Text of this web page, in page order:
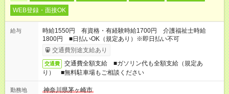
WEB登録・面接OK
給与
時給1550円 有資格・有経験時給1700円 介護福祉士時給
1800円 ■日払いOK（規定あり）※即日払い不可
交通費別途支給あり
交通費
交通費全額支給 ■ガソリン代も全額支給（規定あ
り） ■無料駐車場もご相談ください
勤務地
神奈川県茅ヶ崎市